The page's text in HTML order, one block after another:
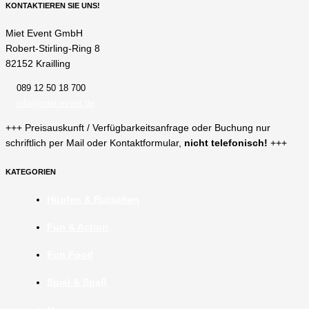
KONTAKTIEREN SIE UNS!
Miet Event GmbH
Robert-Stirling-Ring 8
82152 Krailling
089 12 50 18 700
+++ Preisauskunft / Verfügbarkeitsanfrage oder Buchung nur
schriftlich per Mail oder Kontaktformular, nicht telefonisch! +++
KATEGORIEN